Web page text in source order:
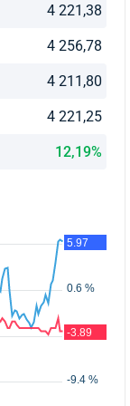
4 221,38
4 256,78
4 211,80
4 221,25
12,19%